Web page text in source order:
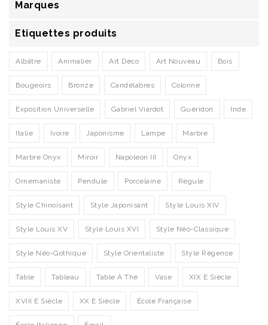
Marques
Etiquettes produits
Albâtre Animalier Art Déco Art Nouveau Bois
Bougeoirs Bronze Candélabres Colonne
Exposition Universelle Gabriel Viardot Guéridon Inde
Italie Ivoire Japonisme Lampe Marbre
Marbre Onyx Miroir Napoleon III Onyx
Ornemaniste Pendule Porcelaine Régule
Style Chinoisant Style Japonisant Style Louis XIV
Style Louis XV Style Louis XVI Style Néo-Classique
Style Néo-Gothique Style Orientaliste Style Régence
Table Tableau Table À Thé Vase XIX E Siècle
XVIII E Siècle XX E Siècle École Française